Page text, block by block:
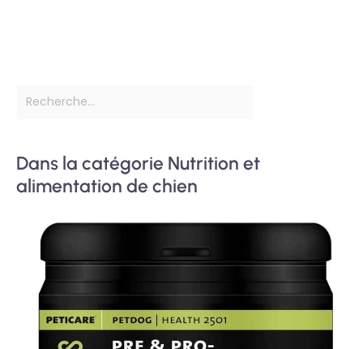
Dans la catégorie Nutrition et
alimentation de chien